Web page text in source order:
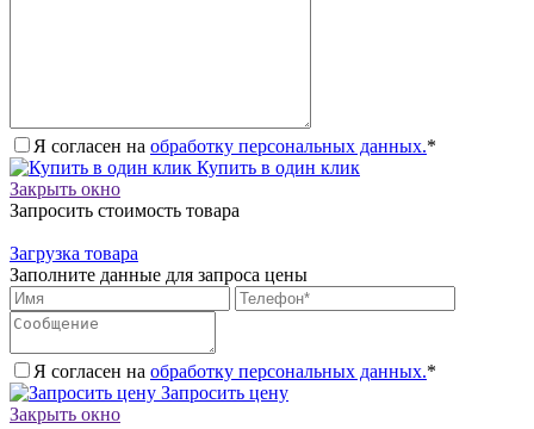
Я согласен на обработку персональных данных.*
Купить в один клик
Закрыть окно
Запросить стоимость товара
Загрузка товара
Заполните данные для запроса цены
Я согласен на обработку персональных данных.*
Запросить цену
Закрыть окно